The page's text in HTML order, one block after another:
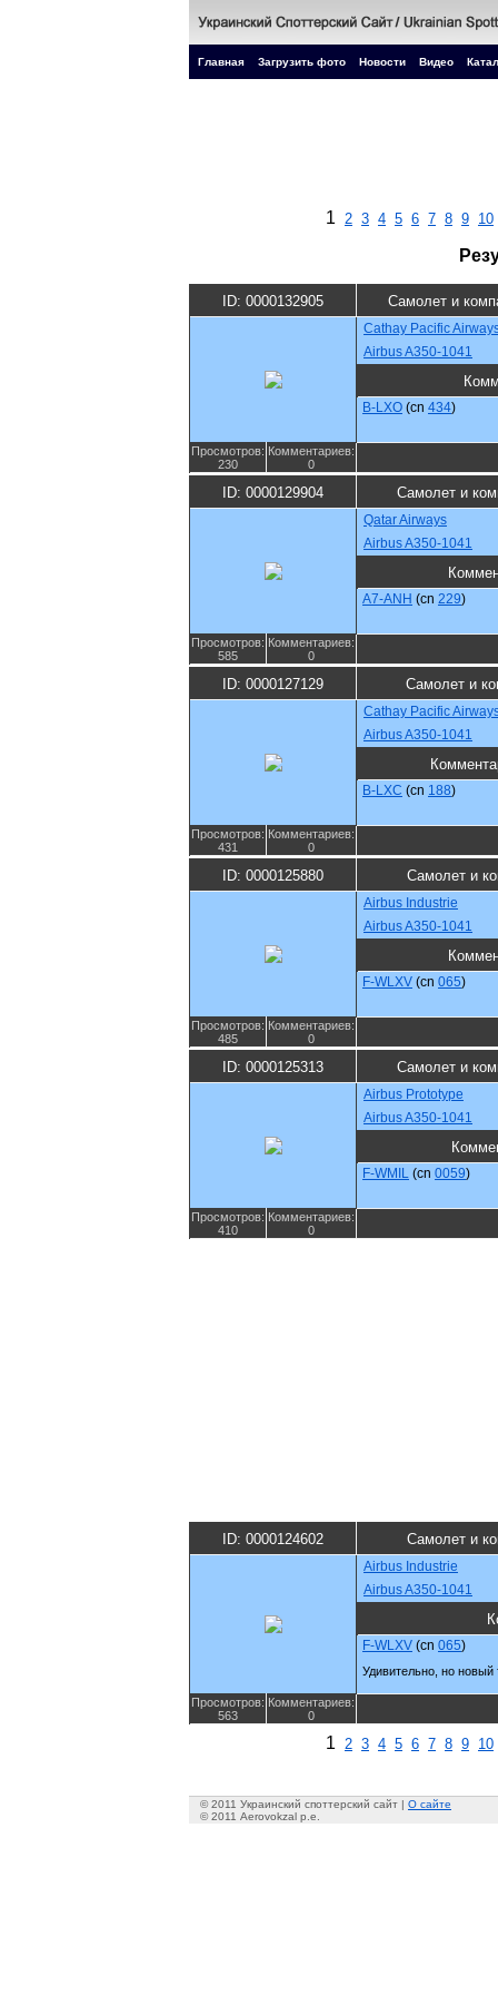
Главная Загрузить фото Новости Видео
1 2 3 4 5 6 7 8 9 10
ID: 0000132905 Самолет и
Cathay Pacific
Airbus A350-1041
B-LXO (cn 434)
Просмотров:
230
Комментариев:
0
ID: 0000129904 Самолет и
Qatar Airways
Airbus A350-1041
A7-ANH (cn 229)
Просмотров:
585
Комментариев:
0
ID: 0000127129 Самолет и
Cathay Pacific
Airbus A350-1041
B-LXC (cn 188)
Просмотров:
431
Комментариев:
0
ID: 0000125880 Самолет и
Airbus Industrie
Airbus A350-1041
F-WLXV (cn 065)
Просмотров:
485
Комментариев:
0
ID: 0000125313 Самолет и
Airbus Prototype
Airbus A350-1041
F-WMIL (cn 0059)
Просмотров:
410
Комментариев:
0
ID: 0000124602 Самолет и
Airbus Industrie
Airbus A350-1041
F-WLXV (cn 065)
Удивительно, но новый
Просмотров:
563
Комментариев:
0
1 2 3 4 5 6 7 8 9 10
© 2011 Украинский споттерский сайт | О сайте
© 2011 Aerovokzal p.e.